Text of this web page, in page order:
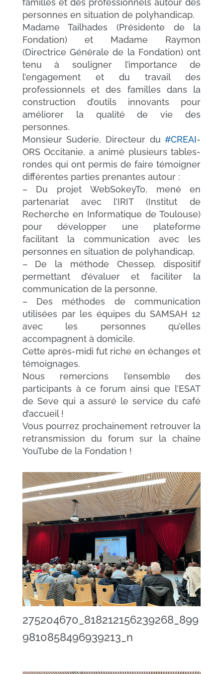
familles et des professionnels autour des
personnes en situation de polyhandicap.
Madame Tailhades (Présidente de la
Fondation) et Madame Raymon
(Directrice Générale de la Fondation) ont
tenu à souligner l’importance de
l’engagement et du travail des
professionnels et des familles dans la
construction d’outils innovants pour
améliorer la qualité de vie des
personnes.
Monsieur Suderie, Directeur du#CREAI-
ORS Occitanie, a animé plusieurs tables-
rondes qui ont permis de faire témoigner
différentes parties prenantes autour :
– Du projet WebSokeyTo, mené en
partenariat avec l’IRIT (Institut de
Recherche en Informatique de Toulouse)
pour développer une plateforme
facilitant la communication avec les
personnes en situation de polyhandicap,
– De la méthode Chessep, dispositif
permettant d’évaluer et faciliter la
communication de la personne,
– Des méthodes de communication
utilisées par les équipes du SAMSAH 12
avec les personnes qu’elles
accompagnent à domicile.
Cette après-midi fut riche en échanges et
témoignages.
Nous remercions l’ensemble des
participants à ce forum ainsi que l’ESAT
de Seve qui a assuré le service du café
d’accueil !
Vous pourrez prochainement retrouver la
retransmission du forum sur la chaîne
YouTube de la Fondation !
275204670_818212156239268_899
9810858496939213_n